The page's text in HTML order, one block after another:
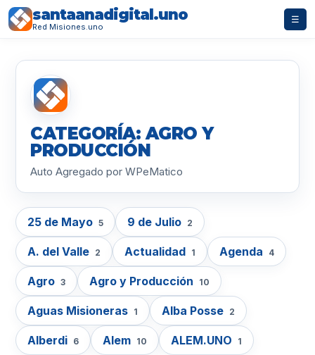
santaanadigital.uno
Red Misiones.uno
☰
CATEGORÍA: AGRO Y
PRODUCCIÓN
Auto Agregado por WPeMatico
25 de Mayo 5 9 de Julio 2
A. del Valle 2 Actualidad 1 Agenda 4
Agro 3 Agro y Producción 10
Aguas Misioneras 1 Alba Posse 2
Alberdi 6 Alem 10 ALEM.UNO 1